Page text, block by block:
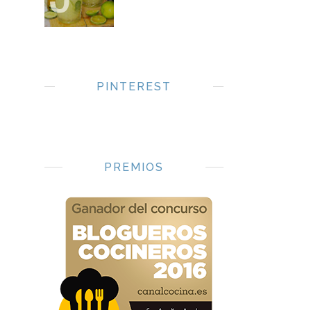
PINTEREST
PREMIOS